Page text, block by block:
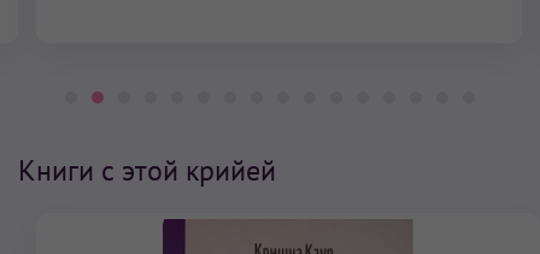
Книги с этой крийей